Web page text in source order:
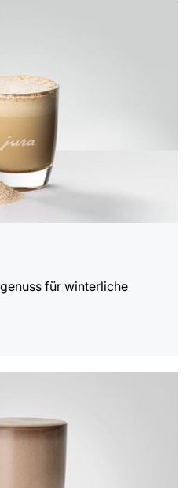
für winterliche